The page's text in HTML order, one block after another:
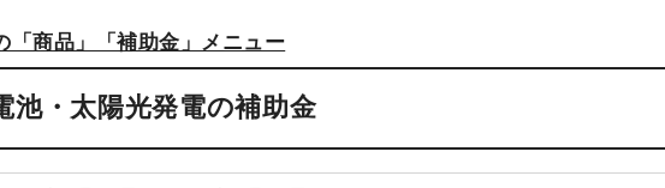
「商品」「補助金」メニュー
池・太陽光発電の補助金